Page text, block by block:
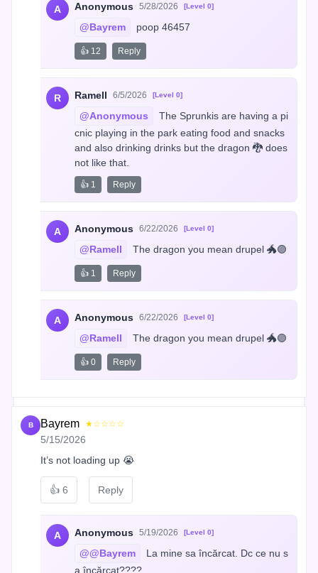
A Anonymous 5/28/2026 [Level 0]
@Bayrem poop 46457
👍 12 Reply
R Ramell 6/5/2026 [Level 0]
@Anonymous
The Sprunkis are having a pi
cnic playing in the park eating food and snacks
and also drinking drinks but the dragon 🐉 does
not like that.
👍 1 Reply
A Anonymous 6/22/2026 [Level 0]
@Ramell The dragon you mean drupel 🐲🟣
👍 1 Reply
A Anonymous 6/22/2026 [Level 0]
@Ramell The dragon you mean drupel 🐲🟣
👍 0 Reply
B Bayrem ★☆☆☆☆
5/15/2026
It’s not loading up 😭
👍 6 Reply
A Anonymous 5/19/2026 [Level 0]
@@Bayrem
La mine sa încărcat. Dc ce nu s
a încărcat????